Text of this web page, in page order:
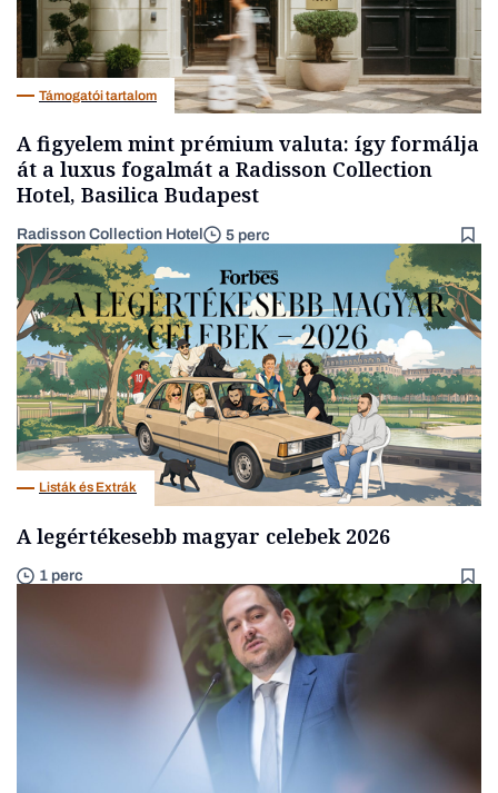
Támogatói tartalom
A figyelem mint prémium valuta: így formálja
át a luxus fogalmát a Radisson Collection
Hotel, Basilica Budapest
Radisson Collection Hotel 5 perc
Listák és Extrák
A legértékesebb magyar celebek 2026
1 perc